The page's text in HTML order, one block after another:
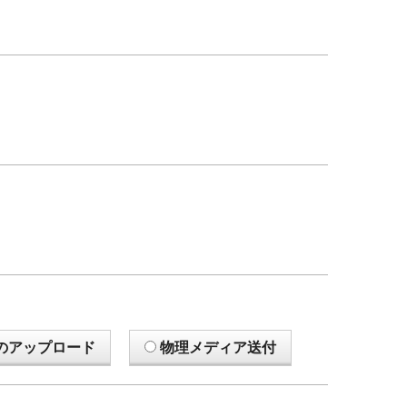
アップロード 物理メディア送付